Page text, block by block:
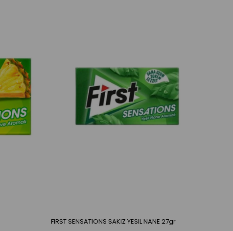
FIRST SENSATIONS SAKIZ YESIL NANE 27gr